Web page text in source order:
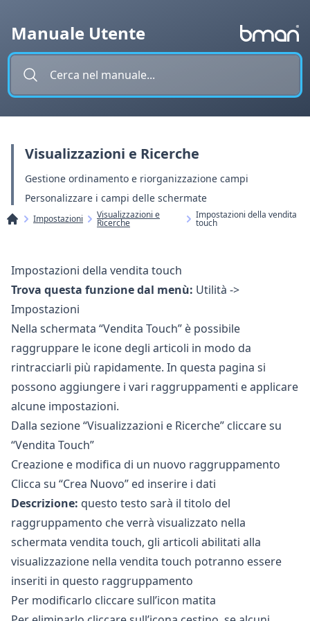
Manuale Utente
Visualizzazioni e Ricerche
Gestione ordinamento e riorganizzazione campi
Personalizzare i campi delle schermate
Impostazioni Visualizzazioni e
Ricerche
Impostazioni della vendita
touch
Impostazioni della vendita touch
Trova questa funzione dal menù: Utilità ->
Impostazioni
Nella schermata “Vendita Touch” è possibile
raggruppare le icone degli articoli in modo da
rintracciarli più rapidamente. In questa pagina si
possono aggiungere i vari raggruppamenti e applicare
alcune impostazioni.
Dalla sezione “Visualizzazioni e Ricerche” cliccare su
“Vendita Touch”
Creazione e modifica di un nuovo raggruppamento
Clicca su “Crea Nuovo” ed inserire i dati
Descrizione: questo testo sarà il titolo del
raggruppamento che verrà visualizzato nella
schermata vendita touch, gli articoli abilitati alla
visualizzazione nella vendita touch potranno essere
inseriti in questo raggruppamento
Per modificarlo cliccare sull’icon matita